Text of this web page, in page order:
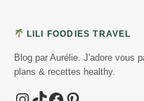
LILI FOODIES TRAVEL
Blog par Aurélie. J'adore vous
plans & recettes healthy.
Instagram
TikTokFacebook
Pinterest